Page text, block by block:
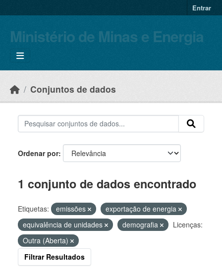
Entrar
Ministério de Minas e Energia
Conjuntos de dados
Ordenar por
1 conjunto de dados encontrado
Etiquetas: emissões
exportação de energia
equivalência de unidades
demografia
Licenças:
Outra (Aberta)
Filtrar Resultados